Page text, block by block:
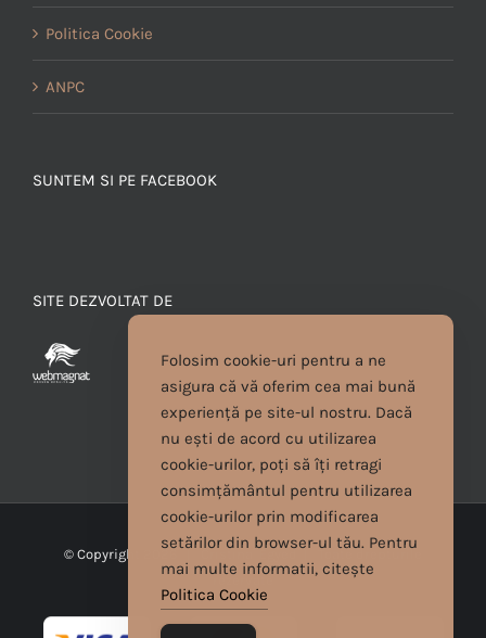
Politica Cookie
ANPC
SUNTEM SI PE FACEBOOK
SITE DEZVOLTAT DE
© Copyright
2026 | Cristina Egyed | Toate drepturile
Folosim cookie-uri pentru a ne
asigura că vă oferim cea mai bună
experiență pe site-ul nostru. Dacă
nu ești de acord cu utilizarea
cookie-urilor, poți să îți retragi
consimțământul pentru utilizarea
cookie-urilor prin modificarea
setărilor din browser-ul tău. Pentru
mai multe informatii, citește
Politica Cookie